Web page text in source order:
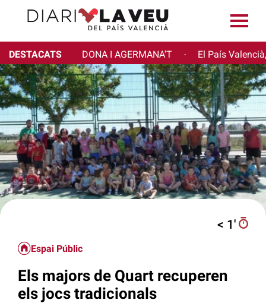
DESTACATS DONA I AGERMANA'T · El País
< 1′
Espai Públic
Els majors de Quart recuperen
els jocs tradicionals